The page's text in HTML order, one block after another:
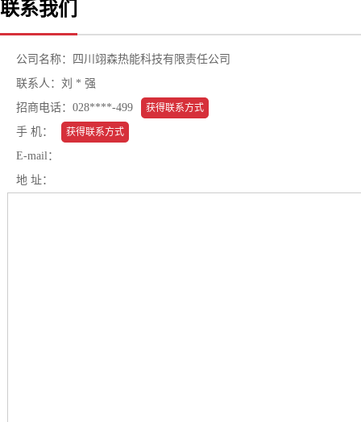
联系我们
公司名称：四川翊森热能科技有限责任公司
联系人：刘 * 强
招商电话：028****-499
获得联系方式
手 机： 获得联系方式
E-mail：
地 址：